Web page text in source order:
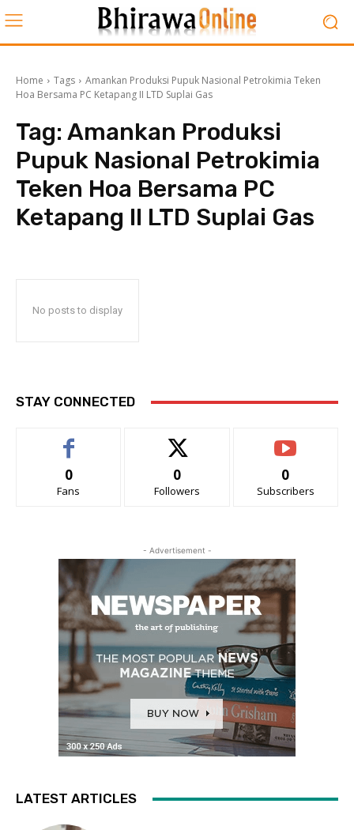
Home Tags
Amankan Produksi Pupuk Nasional Petrokimia Teken
Hoa Bersama PC Ketapang II LTD Suplai Gas
Tag: Amankan Produksi
Pupuk Nasional Petrokimia
Teken Hoa Bersama PC
Ketapang II LTD Suplai Gas
No posts to display
STAY CONNECTED
0
Fans
0
Followers
0
Subscribers
- Advertisement -
LATEST ARTICLES